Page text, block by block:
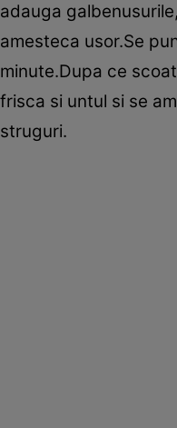
adauga
amesteca usor.Se
minute.Dupa ce
frisca si untul si se
struguri.